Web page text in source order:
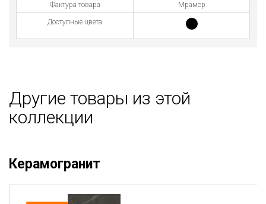
Фактура товара Мрамор
Доступные цвета
Другие товары из этой
коллекции
Керамогранит